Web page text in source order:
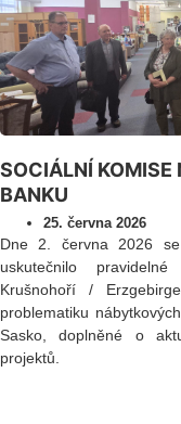
SOCIÁLNÍ KOMISE
BANKU
25. června 2026
Dne 2. června 2026
uskutečnilo
Krušnohoří /
problematiku
Sasko, doplněné o
projektů.